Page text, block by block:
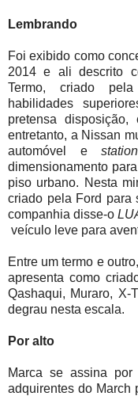
Lembrando
Foi exibido como
2014 e ali descrito
Termo, criado
habilidades
pretensa disposição,
entretanto, a Nissan
automóvel e
dimensionamento
piso urbano. Nesta
criado pela Ford para
companhia disse-o
veículo leve para
Entre um termo e
apresenta como
Qashaqui, Muraro,
degrau nesta escala.
Por alto
Marca se assina
adquirentes do March